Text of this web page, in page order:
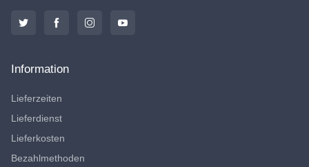
Information
Lieferzeiten
Lieferdienst
Lieferkosten
Bezahlmethoden